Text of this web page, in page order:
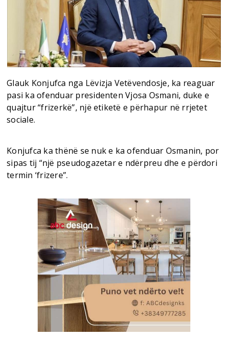
Glauk Konjufca nga Lëvizja Vetëvendosje, ka reaguar
pasi ka ofenduar presidenten Vjosa Osmani, duke e
quajtur “frizerkë”, një etiketë e përhapur në rrjetet
sociale.
Konjufca ka thënë se nuk e ka ofenduar Osmanin, por
sipas tij “një pseudogazetar e ndërpreu dhe e përdori
termin ‘frizere”.